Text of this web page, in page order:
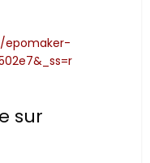
epomaker-
sur